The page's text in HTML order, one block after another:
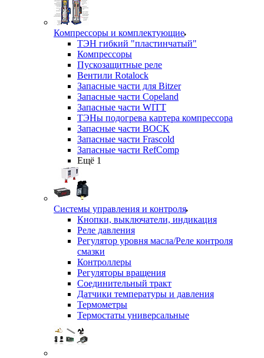
Компрессоры и комплектующие
ТЭН гибкий "пластинчатый"
Компрессоры
Пускозащитные реле
Вентили Rotalock
Запасные части для Bitzer
Запасные части Copeland
Запасные части WITT
ТЭНы подогрева картера компрессора
Запасные части BOCK
Запасные части Frascold
Запасные части RefComp
Ещё 1
Системы управления и контроля
Кнопки, выключатели, индикация
Реле давления
Регулятор уровня масла/Реле контроля
смазки
Контроллеры
Регуляторы вращения
Соединительный тракт
Датчики температуры и давления
Термометры
Термостаты универсальные